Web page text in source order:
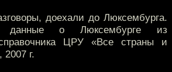
доехали до Люксембурга.
данные о Люксембурге из
справочника ЦРУ «Все страны и
г.